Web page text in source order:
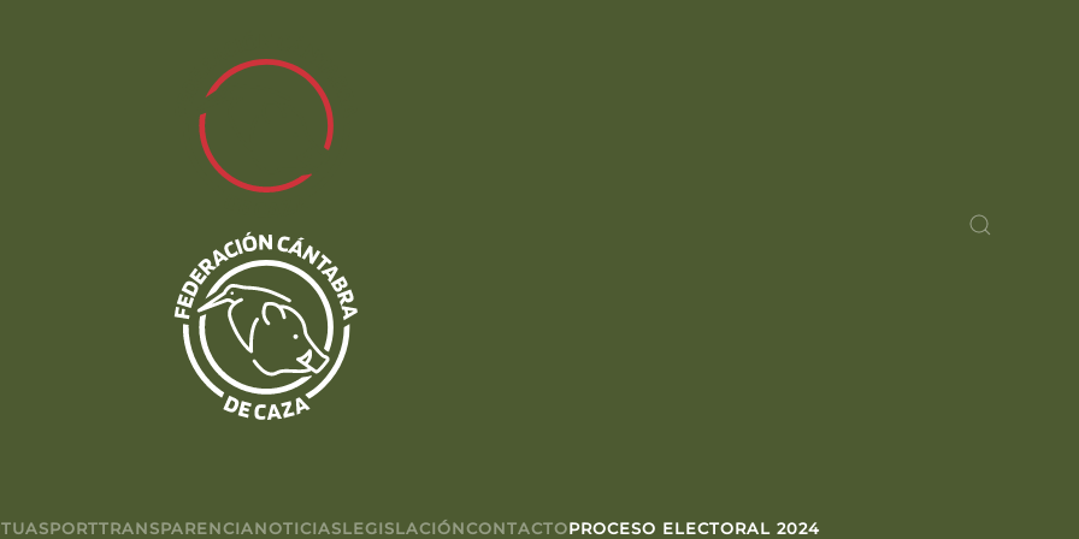
TRANSPARENCIANOTICIASLEGISLACIÓNCONTACTOPROCESO ELECTORAL 2024